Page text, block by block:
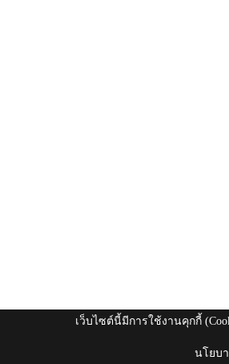
เว็บไซต์นี้มีการใช้งานคุกกี้
นโยบ